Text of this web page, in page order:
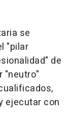
se
"pilar
de
"neutro"
ejecutar con